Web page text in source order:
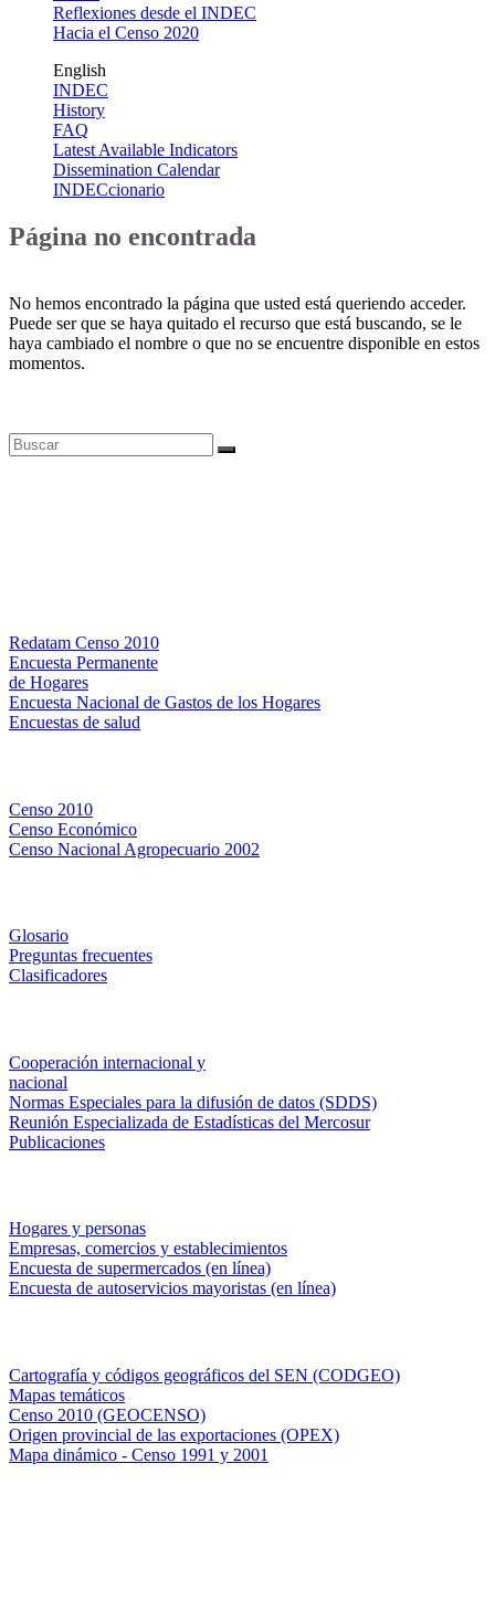
Reflexiones desde el INDEC
Hacia el Censo 2020
English
INDEC
History
FAQ
Latest Available Indicators
Dissemination Calendar
INDECcionario
Página no encontrada
No hemos encontrado la página que usted está queriendo acceder.
Puede ser que se haya quitado el recurso que está buscando, se le
haya cambiado el nombre o que no se encuentre disponible en estos
momentos.
Redatam Censo 2010
Encuesta Permanente
de Hogares
Encuesta Nacional de Gastos de los Hogares
Encuestas de salud
Censo 2010
Censo Económico
Censo Nacional Agropecuario 2002
Glosario
Preguntas frecuentes
Clasificadores
Cooperación internacional y
nacional
Normas Especiales para la difusión de datos (SDDS)
Reunión Especializada de Estadísticas del Mercosur
Publicaciones
Hogares y personas
Empresas, comercios y establecimientos
Encuesta de supermercados (en línea)
Encuesta de autoservicios mayoristas (en línea)
Cartografía y códigos geográficos del SEN (CODGEO)
Mapas temáticos
Censo 2010 (GEOCENSO)
Origen provincial de las exportaciones (OPEX)
Mapa dinámico - Censo 1991 y 2001